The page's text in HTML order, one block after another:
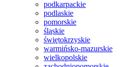
podkarpackie
podlaskie
pomorskie
śląskie
świętokrzyskie
warmińsko-mazurskie
wielkopolskie